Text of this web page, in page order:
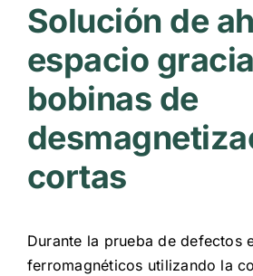
Solución de
espacio
bobinas de
cortas
Durante la prueba de defectos
ferromagnéticos utilizando la